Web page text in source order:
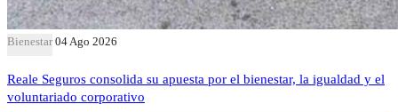
Bienestar 04 Ago 2026
Reale Seguros consolida su apuesta por el bienestar, la igualdad y el
voluntariado corporativo